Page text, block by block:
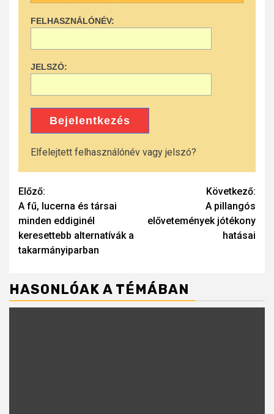
FELHASZNÁLÓNÉV:
JELSZÓ:
Bejelentkezés
Elfelejtett felhasználónév vagy jelszó?
Continue
Reading
Előző:
A fű, lucerna és társai
minden eddiginél
keresettebb alternatívák a
takarmányiparban
Következő:
A pillangós
elővetemények jótékony
hatásai
HASONLÓAK A TÉMÁBAN